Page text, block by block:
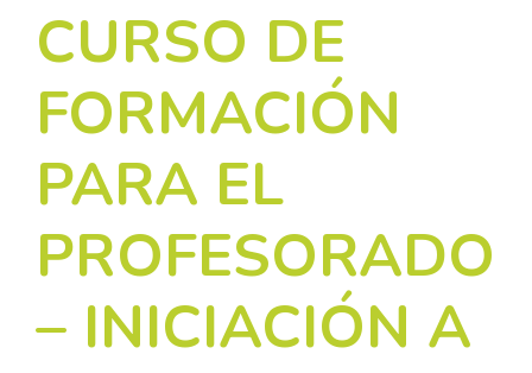
CURSO DE
FORMACIÓN
PARA EL
PROFESORADO
– INICIACIÓN A